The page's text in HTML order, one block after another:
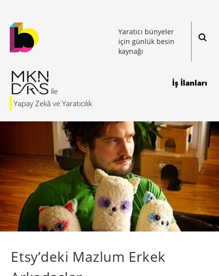
Yaratıcı bünyeler
için günlük besin
kaynağı
Yapay Zekâ ve Yaratıcılık
İş İlanları
Etsy’deki Mazlum Erkek